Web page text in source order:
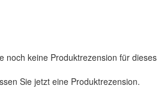
noch keine Produktrezension für dieses
Sie jetzt eine Produktrezension.